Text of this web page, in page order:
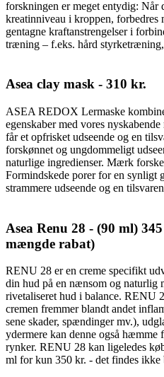
forskningen er meget entydig: Når
kreatinniveau i kroppen, forbedres
gentagne kraftanstrengelser i
træning – f.eks. hård
Asea clay mask - 310 kr.
ASEA REDOX Lermaske
egenskaber med vores
får et opfrisket udseende og en
forskønnet og ungdommeligt
naturlige ingredienser. Mærk
Formindskede porer for en synligt
strammere udseende og en
Asea Renu 28 - (90 ml)
mængde rabat)
RENU 28 er en creme specifikt
din hud på en nænsom og naturlig
rivetaliseret hud i balance. RENU
cremen fremmer blandt andet
sene skader, spændinger mv.),
ydermere kan denne også
rynker. RENU 28 kan ligeledes
ml for kun 350 kr. - det findes